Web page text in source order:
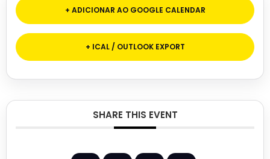
+ ADICIONAR AO GOOGLE CALENDAR
+ ICAL / OUTLOOK EXPORT
SHARE THIS EVENT